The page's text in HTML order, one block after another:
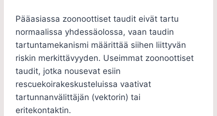
Pääasiassa zoonoottiset taudit eivät tartu
normaalissa yhdessäolossa, vaan taudin
tartuntamekanismi määrittää siihen liittyvän
riskin merkittävyyden. Useimmat zoonoottiset
taudit, jotka nousevat esiin
rescuekoirakeskusteluissa vaativat
tartunnanvälittäjän (vektorin) tai
eritekontaktin.